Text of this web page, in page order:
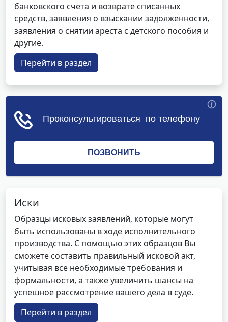
банковского счета и возврате списанных
средств, заявления о взыскании задолженности,
заявления о снятии ареста с детского пособия и
другие.
Перейти в раздел
Иски
Образцы исковых заявлений, которые могут
быть использованы в ходе исполнительного
производства. С помощью этих образцов Вы
сможете составить правильный исковой акт,
учитывая все необходимые требования и
формальности, а также увеличить шансы на
успешное рассмотрение вашего дела в суде.
Перейти в раздел